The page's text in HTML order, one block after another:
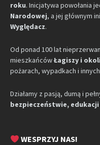
roku. Inicjatywa powołania
Narodowej, a jej głównym
Wyględacz.
Od ponad 100 lat
mieszkańcówŁagiszy i
pożarach, wypadkach i
Działamy z pasją, dumą i
bezpieczeństwie,
WESPRZYJ NAS!